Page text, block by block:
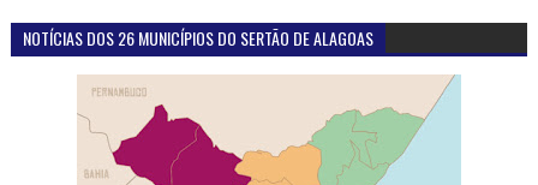
NOTÍCIAS DOS 26 MUNICÍPIOS DO SERTÃO DE ALAGOAS